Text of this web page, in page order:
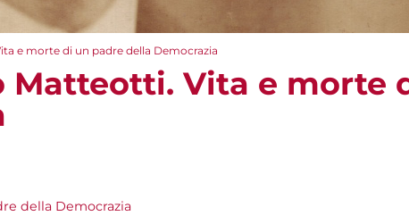
e morte di un padre della Democrazia
Matteotti. Vita e morte
della Democrazia